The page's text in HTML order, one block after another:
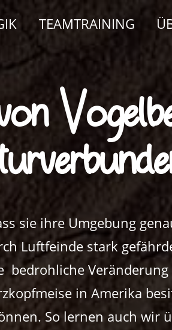
TEAMTRAINING
sie ihre Umgebung
Luftfeinde stark
bedrohliche
in Amerika
So lernen auch wir